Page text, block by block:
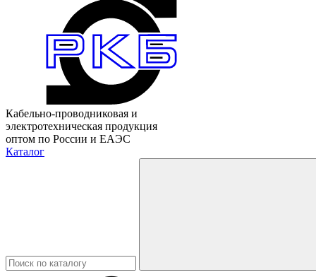
Кабельно-проводниковая и
электротехническая продукция
оптом по России и ЕАЭС
Каталог